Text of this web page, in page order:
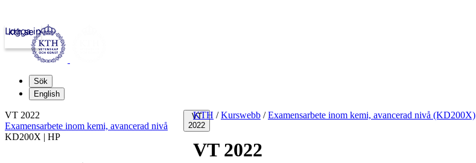
kth.se
Logga in
Sök
English
VT
2022
KTH / Kurswebb / Examensarbete inom kemi, avancerad nivå (KD200X)
VT 2022
VT 2022
Examensarbete inom kemi, avancerad nivå
KD200X | HP